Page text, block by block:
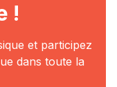
!
et participez
dans toute la